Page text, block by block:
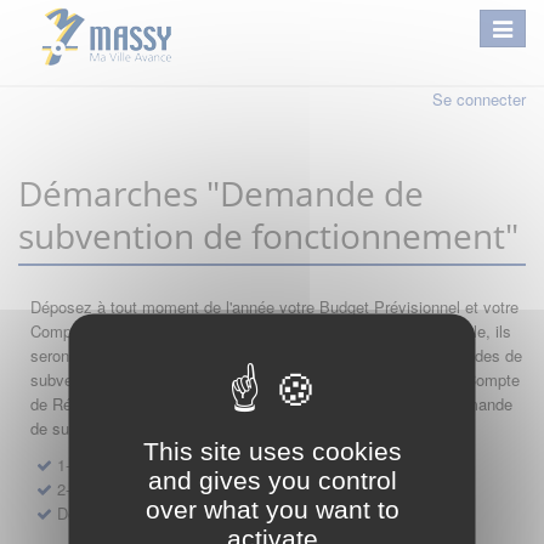
Se connecter
Démarches "Demande de
subvention de fonctionnement"
Déposez à tout moment de l'année votre Budget Prévisionnel et votre
Compte de Résultat : si leur année comptable est encore valable, ils
seront automatiquement réutilisés lors de vos nouvelles demandes de
subvention. Par conséquent merci de saisir dans l'ordre votre Compte
de Résultat, votre Budget Prévisionnel, et de finir par votre demande
de subvention.
1- Dépôt de Compte de Résultat de Fonctionnement
2- Dépôt de Budget Prévisionnel de Fonctionnement
Demande de subvention de fonctionnement 2027
This site uses cookies
and gives you control
over what you want to
activate